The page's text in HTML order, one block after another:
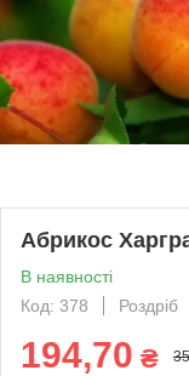
Абрикос
В наявності
Код: 378
Роздріб
194,70 ₴